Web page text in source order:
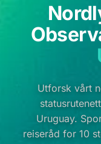
Utforsk vårt
Uruguay.
reiseråd for 10